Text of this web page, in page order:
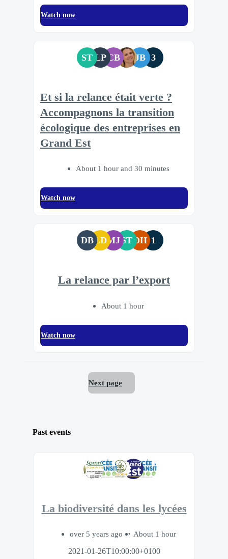
Watch now
ST LP CB JB 3
Et si la relance était verte ?
Accompagnons la transition
écologique des entreprises en
Grand Est
About 1 hour and 30 minutes
Watch now
DB LD MJ ST DH 1
La relance par l’export
About 1 hour
Watch now
Next page
Past events
La biodiversité dans les lycées
over 5 years ago
About 1 hour
2021-01-26T10:00:00+0100